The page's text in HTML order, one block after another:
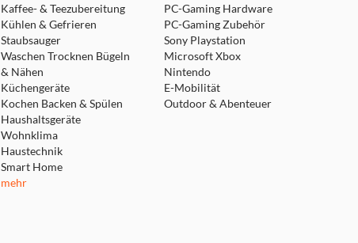
Kaffee- & Teezubereitung
Kühlen & Gefrieren
Staubsauger
Waschen Trocknen Bügeln
& Nähen
Küchengeräte
Kochen Backen & Spülen
Haushaltsgeräte
Wohnklima
Haustechnik
Smart Home
mehr
PC-Gaming Hardware
PC-Gaming Zubehör
Sony Playstation
Microsoft Xbox
Nintendo
E-Mobilität
Outdoor & Abenteuer